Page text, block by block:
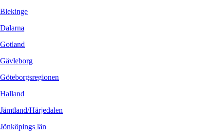
Blekinge
Dalarna
Gotland
Gävleborg
Göteborgsregionen
Halland
Jämtland/Härjedalen
Jönköpings län